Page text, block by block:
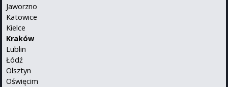
Jaworzno
Katowice
Kielce
Kraków
Lublin
Łódź
Olsztyn
Oświęcim